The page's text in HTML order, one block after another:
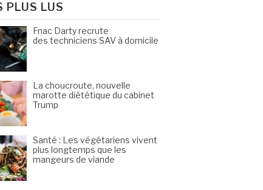
PLUS LUS
Fnac Darty recrute
des techniciens SAV à domicile
La choucroute, nouvelle
marotte diététique du cabinet
Trump
Santé : Les végétariens vivent
plus longtemps que les
mangeurs de viande